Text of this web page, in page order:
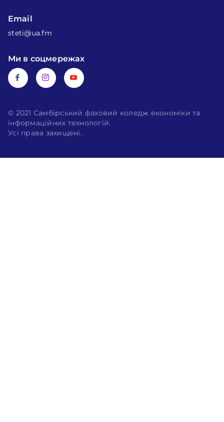
Email
steti@ua.fm
Ми в соцмережах
© 2021 Самбірський фаховий коледж економіки та
інформаційних технологій.
Усі права захищені.